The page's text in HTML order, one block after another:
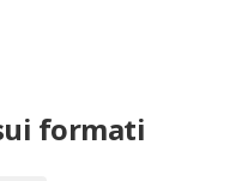
formati